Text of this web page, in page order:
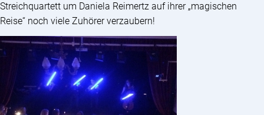
Streichquartett um Daniela Reimertz auf ihrer „magischen
Reise“ noch viele Zuhörer verzaubern!